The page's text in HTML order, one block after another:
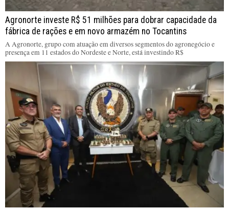
Agronorte investe R$ 51 milhões para dobrar capacidade da
fábrica de rações e em novo armazém no Tocantins
A Agronorte, grupo com atuação em diversos segmentos do agronegócio e
presença em 11 estados do Nordeste e Norte, está investindo R$